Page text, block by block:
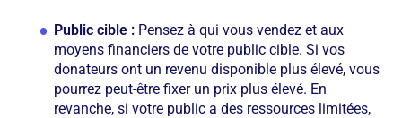
Public cible : Pensez à qui vous vendez et aux
moyens financiers de votre public cible. Si vos
donateurs ont un revenu disponible plus élevé, vous
pourrez peut-être fixer un prix plus élevé. En
revanche, si votre public a des ressources limitées,